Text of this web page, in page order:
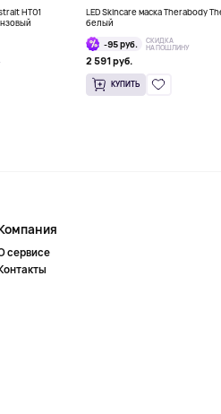
HT01
LED Skincare маска Therabody
белый
-95 руб.
СКИДКА
НА ПОШЛИНУ
2 591 руб.
КУПИТЬ
сервисе